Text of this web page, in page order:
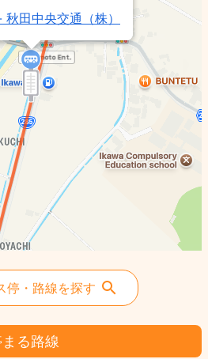
田中央交通（株）
停・路線を探す
まる路線